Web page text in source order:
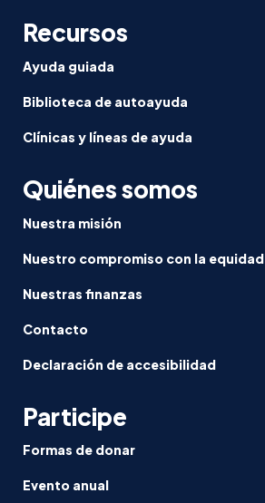
Recursos
Ayuda guiada
Biblioteca de autoayuda
Clínicas y líneas de ayuda
Quiénes somos
Nuestra misión
Nuestro compromiso con la equidad
Nuestras finanzas
Contacto
Declaración de accesibilidad
Participe
Formas de donar
Evento anual